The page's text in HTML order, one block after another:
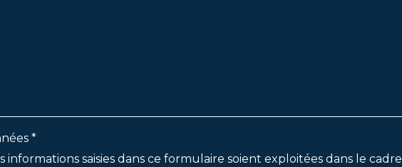
*
informations saisies dans ce formulaire soient exploitées dans le cadre